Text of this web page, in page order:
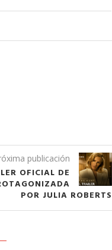
publicación
OFICIAL DE
POR JULIA ROBERTS